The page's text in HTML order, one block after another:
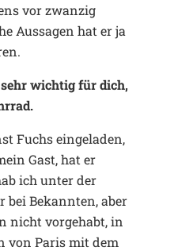
vor zwanzig
Aussagen hat er ja
wichtig für dich,
Fuchs eingeladen,
Gast, hat er
ich unter der
bei Bekannten, aber
nicht vorgehabt, in
von Paris mit dem